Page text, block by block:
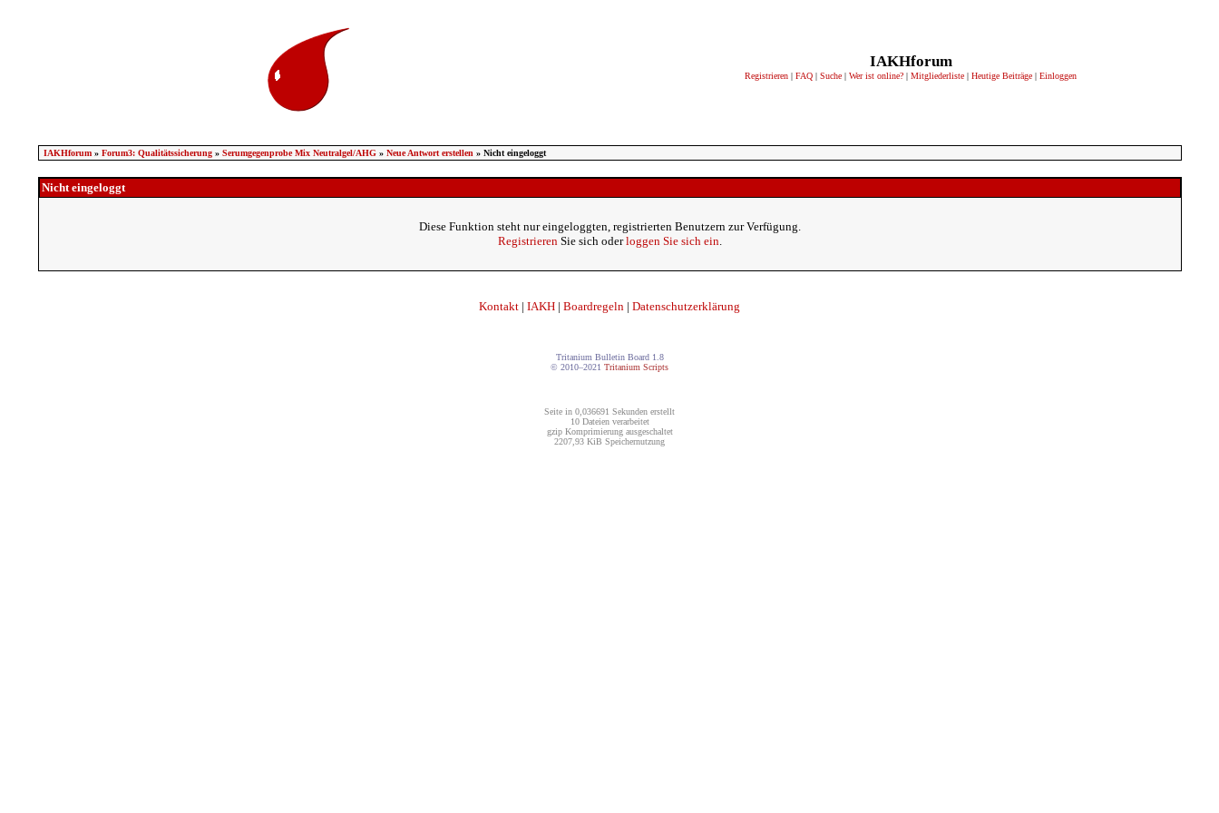
IAKHforum
Registrieren | FAQ | Suche | Wer ist online? | Mitgliederliste | Heutige Beiträge | Einloggen
IAKHforum» Forum3: Qualitätssicherung» Serumgegenprobe Mix Neutralgel/AHG» Neue Antwort erstellen » Nicht eingeloggt
Nicht eingeloggt
Diese Funktion steht nur eingeloggten, registrierten Benutzern zur Verfügung.
RegistrierenSie sich oderloggen Sie sich ein.
Kontakt | IAKH | Boardregeln | Datenschutzerklärung
Tritanium Bulletin Board 1.8
© 2010–2021 Tritanium Scripts
Seite in 0,036691 Sekunden erstellt
10 Dateien verarbeitet
gzip Komprimierung ausgeschaltet
2207,93 KiB Speichernutzung